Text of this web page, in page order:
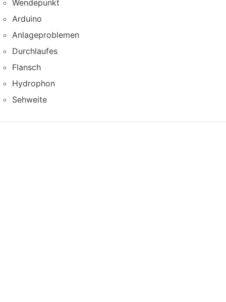
Wendepunkt
Arduino
Anlageproblemen
Durchlaufes
Flansch
Hydrophon
Sehweite